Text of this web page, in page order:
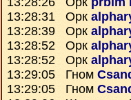
13:28:31 Орк
13:28:39 Орк
13:28:52 Орк
13:28:52 Орк
13:29:05 Гном
13:29:05 Гном